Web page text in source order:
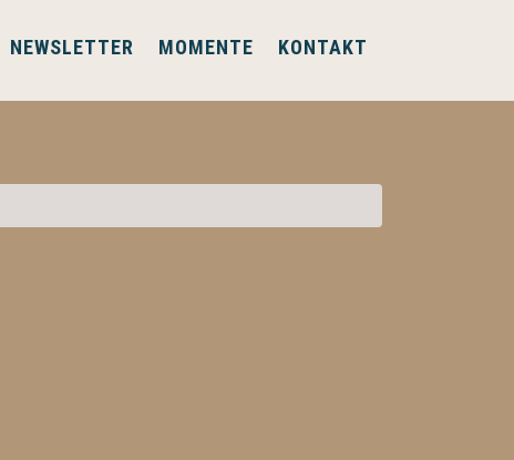
NEWSLETTER MOMENTE KONTAKT